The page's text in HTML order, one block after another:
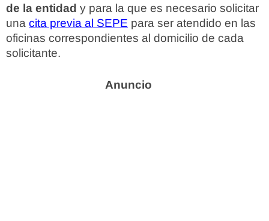
de la entidad y para la que es necesario solicitar
una cita previa al SEPE para ser atendido en las
oficinas correspondientes al domicilio de cada
solicitante.